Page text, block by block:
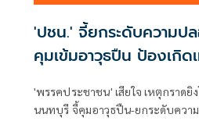
'ปชน.' จี้ยกระดับความป
คุมเข้มอาวุธปืน ป้องเกิด
'พรรคประชาชน' เสียใจ เหตุกราดยิ
นนทบุรี จี้คุมอาวุธปืน-ยกระดับควา